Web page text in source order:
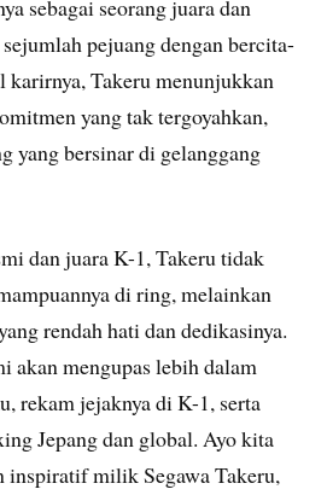
sebagai seorang juara dan
pejuang dengan bercita-
Takeru menunjukkan
yang tak tergoyahkan,
yang bersinar di gelanggang
dan juara K-1, Takeru tidak
di ring, melainkan
rendah hati dan dedikasinya.
akan mengupas lebih dalam
rekam jejaknya di K-1, serta
Jepang dan global. Ayo kita
inspiratif milik Segawa Takeru,